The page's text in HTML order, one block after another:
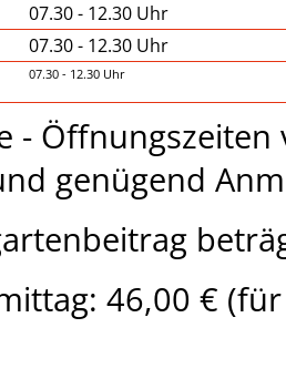
07.30 - 12.30 Uhr
07.30 - 12.30 Uhr
07.30 - 12.30 Uhr
-
genügend
46,00 €